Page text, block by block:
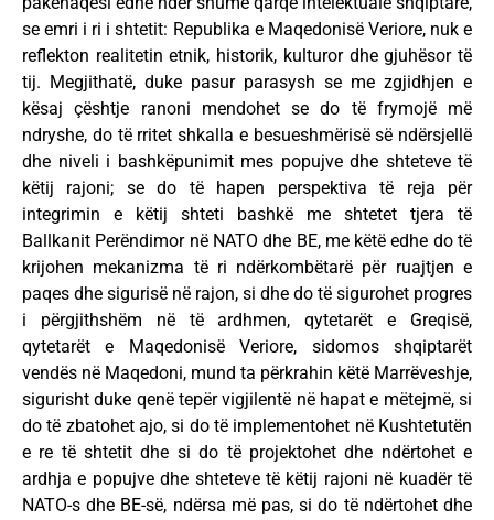
se emri i ri i shtetit: Republika e Maqedonisë Veriore, nuk e
reflekton realitetin etnik, historik, kulturor dhe gjuhësor të
tij. Megjithatë, duke pasur parasysh se me zgjidhjen e
kësaj çështje ranoni mendohet se do të frymojë më
ndryshe, do të rritet shkalla e besueshmërisë së ndërsjellë
dhe niveli i bashkëpunimit mes popujve dhe shteteve të
këtij rajoni; se do të hapen perspektiva të reja për
integrimin e këtij shteti bashkë me shtetet tjera të
Ballkanit Perëndimor në NATO dhe BE, me këtë edhe do të
krijohen mekanizma të ri ndërkombëtarë për ruajtjen e
paqes dhe sigurisë në rajon, si dhe do të sigurohet progres
i përgjithshëm në të ardhmen, qytetarët e Greqisë,
qytetarët e Maqedonisë Veriore, sidomos shqiptarët
vendës në Maqedoni, mund ta përkrahin këtë Marrëveshje,
sigurisht duke qenë tepër vigjilentë në hapat e mëtejmë, si
do të zbatohet ajo, si do të implementohet në Kushtetutën
e re të shtetit dhe si do të projektohet dhe ndërtohet e
ardhja e popujve dhe shteteve të këtij rajoni në kuadër të
NATO-s dhe BE-së, ndërsa më pas, si do të ndërtohet dhe